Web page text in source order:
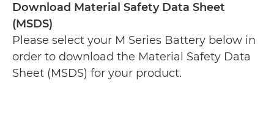
Download Material Safety Data Sheet
(MSDS)
Please select your M Series Battery below in
order to download the Material Safety Data
Sheet (MSDS) for your product.